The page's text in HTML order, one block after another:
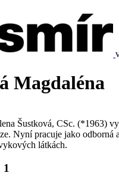
Magdaléna
Šustková, CSc. (*1963)
Nyní pracuje jako
látkách.